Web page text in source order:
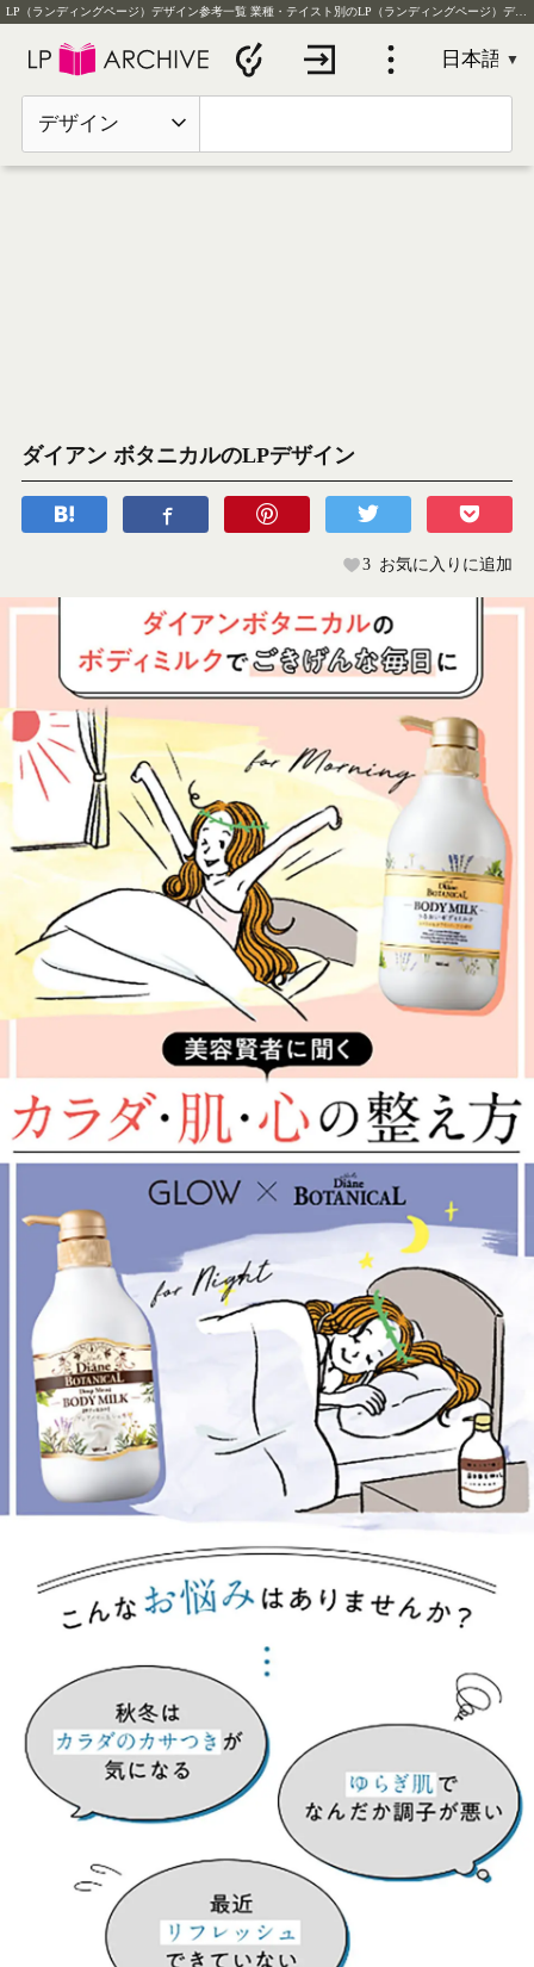
LP（ランディングページ）デザイン参考一覧 業種・テイスト別のLP（ランディングページ）デザイン実例を毎日更新
デザイン
ダイアン ボタニカルのLPデザイン
3 お気に入りに追加